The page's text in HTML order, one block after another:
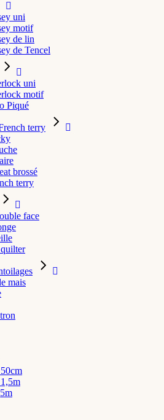
uni
motif
de lin
de Tencel
uni
motif
Piqué
terry
brossé
terry
face
mais